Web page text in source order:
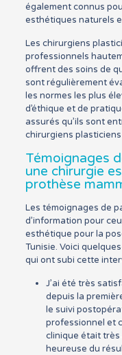
également connus
esthétiques naturels
Les chirurgiens
professionnels
offrent des soins de
sont régulièrement
les normes les plus
d’éthique et de
assurés qu’ils sont
chirurgiens
Témoignages
une chirurgie
prothèse
Les témoignages de
d’information pour
esthétique pour la
Tunisie. Voici
qui ont subi cette
J’ai été très
depuis la
le suivi
professionnel et
clinique était
heureuse du